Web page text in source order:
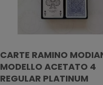
CARTE RAMINO
MODELLO ACETATO 4
REGULAR PLATINUM